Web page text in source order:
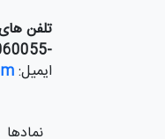
تلفن
-09370060055 -09360060055
ایمیل:
نمادها